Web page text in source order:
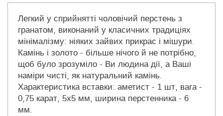
Легкий у сприйнятті чоловічий перстень з
гранатом, виконаний у класичних традиціях
мінімалізму: ніяких зайвих прикрас і мішури.
Камінь і золото - більше нічого й не потрібно,
щоб було зрозуміло - Ви людина дії, а Ваші
наміри чисті, як натуральний камінь.
Характеристика вставки: аметист - 1 шт, вага -
0,75 карат, 5х5 мм, ширина перстенника - 6
мм.